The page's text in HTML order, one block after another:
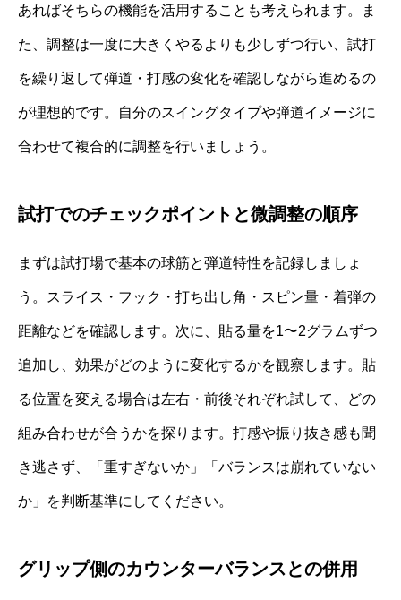
あればそちらの機能を活用することも考えられます。ま
た、調整は一度に大きくやるよりも少しずつ行い、試打
を繰り返して弾道・打感の変化を確認しながら進めるの
が理想的です。自分のスイングタイプや弾道イメージに
合わせて複合的に調整を行いましょう。
試打でのチェックポイントと微調整の順序
まずは試打場で基本の球筋と弾道特性を記録しましょ
う。スライス・フック・打ち出し角・スピン量・着弾の
距離などを確認します。次に、貼る量を1〜2グラムずつ
追加し、効果がどのように変化するかを観察します。貼
る位置を変える場合は左右・前後それぞれ試して、どの
組み合わせが合うかを探ります。打感や振り抜き感も聞
き逃さず、「重すぎないか」「バランスは崩れていない
か」を判断基準にしてください。
グリップ側のカウンターバランスとの併用